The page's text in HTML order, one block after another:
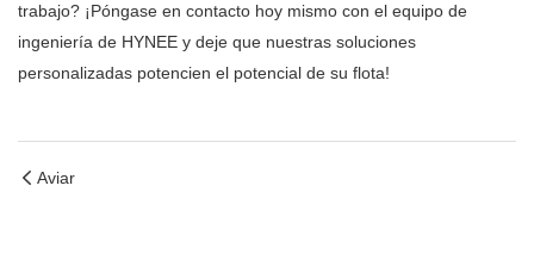
trabajo? ¡Póngase en contacto hoy mismo con el equipo de
ingeniería de HYNEE y deje que nuestras soluciones
personalizadas potencien el potencial de su flota!
Aviar